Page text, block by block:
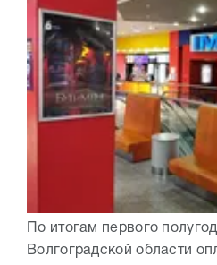
По итогам первого
Волгоградской области